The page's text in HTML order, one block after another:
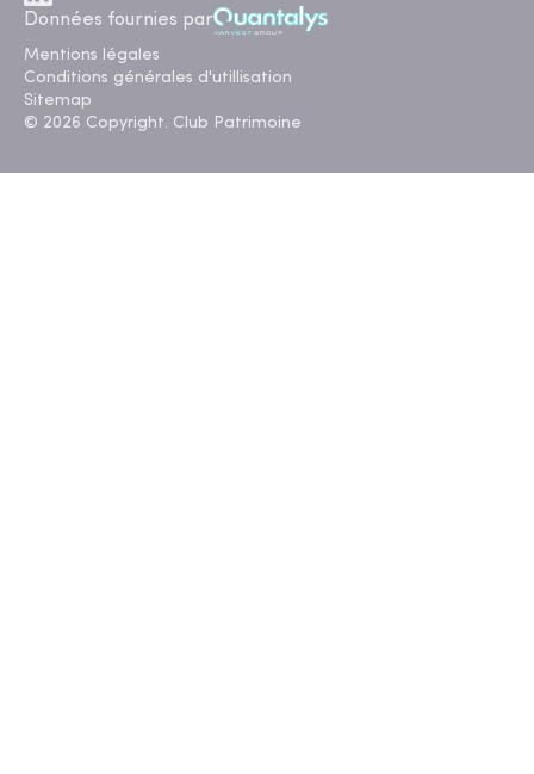
Données fournies par
Mentions légales
Conditions générales d'utillisation
Sitemap
© 2026 Copyright. Club Patrimoine